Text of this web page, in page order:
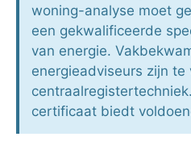
woning-analyse moet
een gekwalificeerde
van energie.
energieadviseurs zijn
certificaat biedt